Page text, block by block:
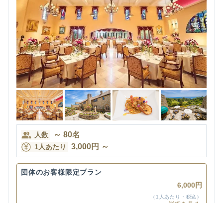
人数 ～ 80名
1人あたり 3,000円 ～
団体のお客様限定プラン
6,000円
（1人あたり・税込）